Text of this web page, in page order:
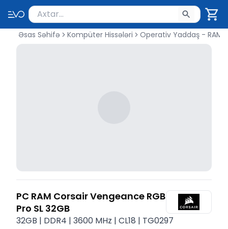
Məhsul axtar
Axtarış üçün ən azı 2 simvol yazın. Göndərmək
Əsas Səhifə Kompüter Hissələri Operativ Yaddaş - RAM
PC RAM Corsair Vengeance RGB
Pro SL 32GB
32GB | DDR4 | 3600 MHz | CL18 | TG0297